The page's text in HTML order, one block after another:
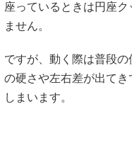
座っているときは円座
ません。
ですが、動く際は普段
の硬さや左右差が出て
しまいます。